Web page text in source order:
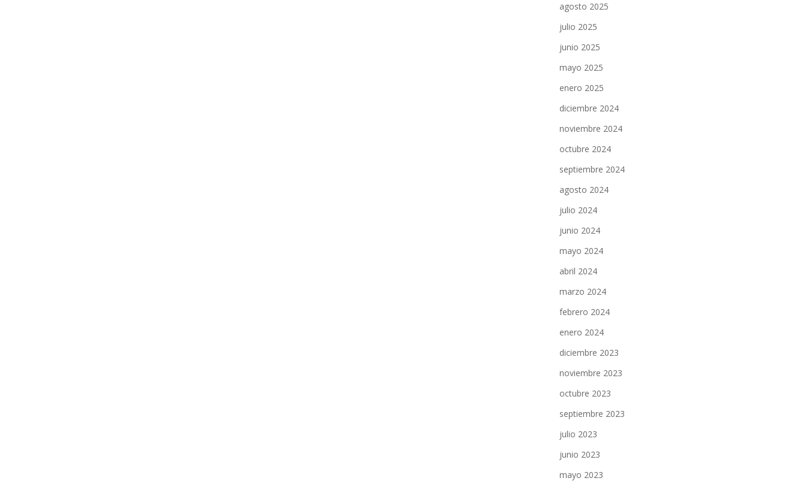
agosto 2025
julio 2025
junio 2025
mayo 2025
enero 2025
diciembre 2024
noviembre 2024
octubre 2024
septiembre 2024
agosto 2024
julio 2024
junio 2024
mayo 2024
abril 2024
marzo 2024
febrero 2024
enero 2024
diciembre 2023
noviembre 2023
octubre 2023
septiembre 2023
julio 2023
junio 2023
mayo 2023